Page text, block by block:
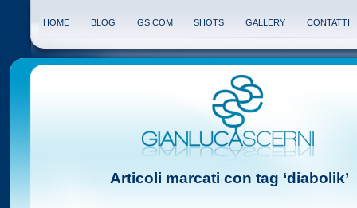
HOME BLOG GS.COM SHOTS GALLERY CONTATTI
Articoli marcati con tag ‘diabolik’